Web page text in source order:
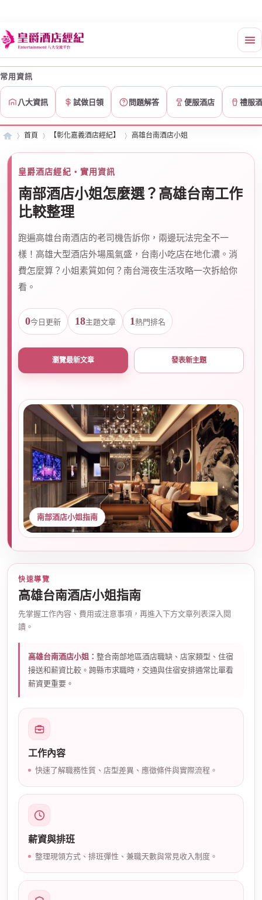
常用資訊
八大資訊 試做日領 問題解答 便服酒店 禮服
首頁
›
【彰化嘉義酒店經紀】
›
高雄台南酒店小姐
皇爵酒店經紀・實用資訊
南部酒店小姐怎麼選？高雄台南工作
比較整理
跑遍高雄台南酒店的老司機告訴你，兩邊玩法完全不一
樣！高雄大型酒店外場風氣盛，台南小吃店在地化濃。消
費怎麼算？小姐素質如何？南台灣夜生活攻略一次拆給你
看。
0今日更新 18主題文章 1熱門排名
瀏覽最新文章 發表新主題
南部酒店小姐指南
快速導覽
高雄台南酒店小姐指南
先掌握工作內容、費用或注意事項，再進入下方文章列表深入閱
讀。
高雄台南酒店小姐： 整合南部地區酒店職缺、店家類型、住宿
接送和薪資比較。跨縣市求職時，交通與住宿安排通常比單看
薪資更重要。
工作內容
快速了解職務性質、店型差異、應徵條件與實際流程。
薪資與排班
整理現領方式、排班彈性、兼職天數與常見收入制度。